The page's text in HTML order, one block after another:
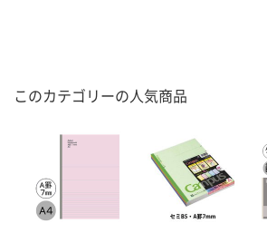
このカテゴリーの人気商品